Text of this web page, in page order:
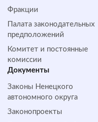
Фракции
Палата законодательных
предположений
Комитет и постоянные
комиссии
Документы
Законы Ненецкого
автономного округа
Законопроекты